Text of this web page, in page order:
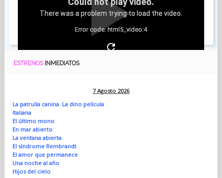
There was a problem trying to load the video.
Error code: html5_video:4
ESTRENOS INMEDIATOS
7 Agosto 2026
La patrulla canina. La dino película
Italiana
El último mono
En mar abierto
La ventana abierta
El síndrome Rembrandt
El amor que permanece
Una noche al año
Hijos del cielo